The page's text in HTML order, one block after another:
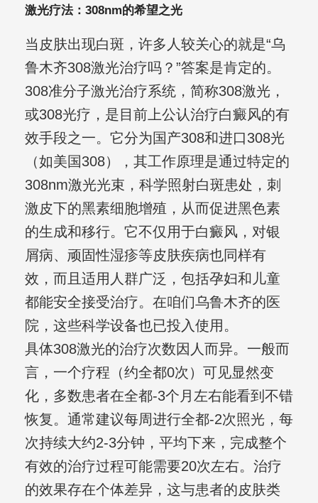
激光疗法：308nm的希望之光
当皮肤出现白斑，许多人较关心的就是“乌
鲁木齐308激光治疗吗？”答案是肯定的。
308准分子激光治疗系统，简称308激光，
或308光疗，是目前上公认治疗白癜风的有
效手段之一。它分为国产308和进口308光
（如美国308），其工作原理是通过特定的
308nm激光光束，科学照射白斑患处，刺
激皮下的黑素细胞增殖，从而促进黑色素
的生成和移行。它不仅用于白癜风，对银
屑病、顽固性湿疹等皮肤疾病也同样有
效，而且适用人群广泛，包括孕妇和儿童
都能安全接受治疗。在咱们乌鲁木齐的医
院，这些科学设备也已投入使用。
具体308激光的治疗次数因人而异。一般而
言，一个疗程（约全都0次）可见显然变
化，多数患者在全都-3个月左右能看到不错
恢复。通常建议每周进行全都-2次照光，每
次持续大约2-3分钟，平均下来，完成整个
有效的治疗过程可能需要20次左右。治疗
的效果存在个体差异，这与患者的皮肤类